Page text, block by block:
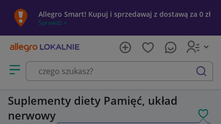
Allegro Smart! Kupuj i sprzedawaj z dostawą za 0 zł
Sprawdź »
Otwórz menu z kategoriami
szukaj
Suplementy diety Pamięć, układ
nerwowy